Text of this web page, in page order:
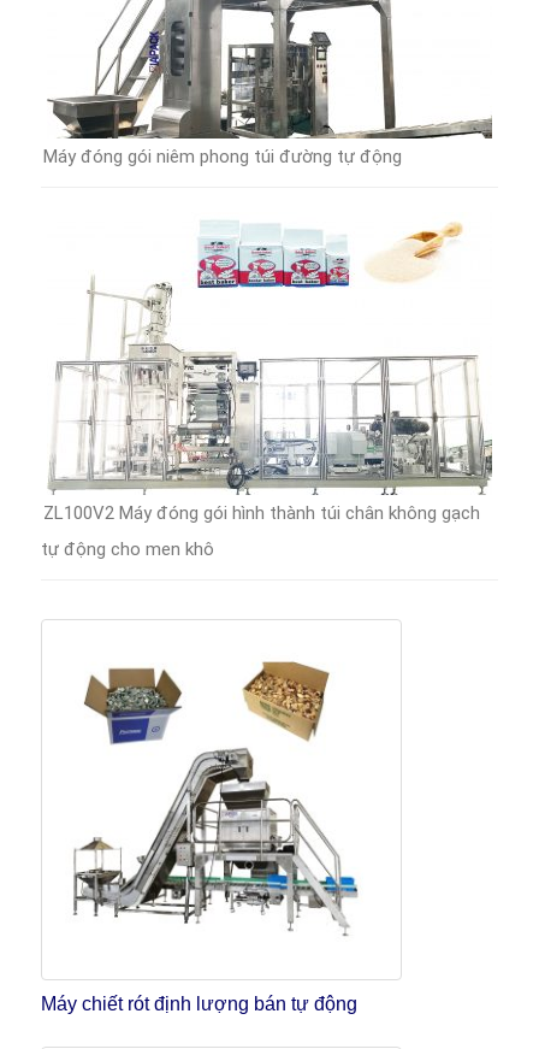
Máy đóng gói niêm phong túi đường tự động
ZL100V2 Máy đóng gói hình thành túi chân không gạch
tự động cho men khô
Máy chiết rót định lượng bán tự động